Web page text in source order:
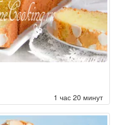
1 час 20 минут